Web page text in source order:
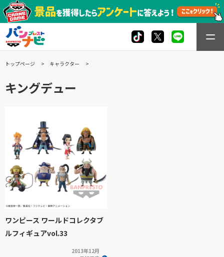
トップページ キャラクター
キングデュー
ワンピース ワールドコレクタブ
ルフィギュアvol.33
2013年12月